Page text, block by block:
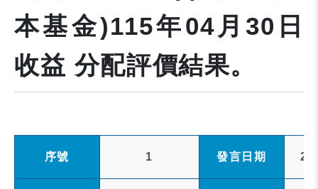
本基金)115年04月30日
收益 分配評價結果。
序號 1 發言日期